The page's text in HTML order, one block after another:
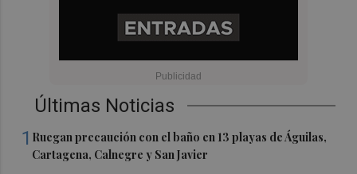
Últimas Noticias
1 Ruegan precaución con el baño en 13 playas de Águilas,
Cartagena, Calnegre y San Javier